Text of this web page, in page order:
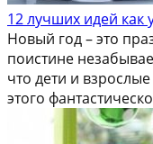
12 лучших идей как
Новый год – это
поистине
что дети и
этого